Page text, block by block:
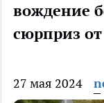
вождение
сюрприз
27 мая 2024